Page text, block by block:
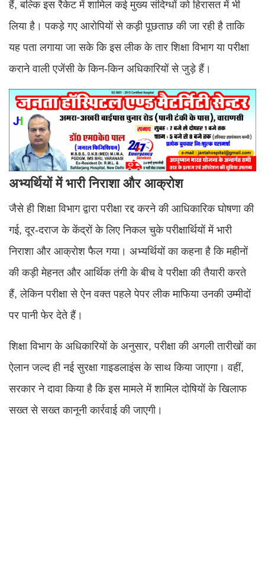
हैं, बल्कि इस रैकेट में शामिल कई मुख्य संदिग्धों को हिरासत में भी
लिया है। पकड़े गए आरोपियों से कड़ी पूछताछ की जा रही है ताकि
यह पता लगाया जा सके कि इस लीक के तार शिक्षा विभाग या परीक्षा
कराने वाली एजेंसी के किन-किन अधिकारियों से जुड़े हैं।
अभ्यर्थियों में भारी निराशा और आक्रोश
जैसे ही शिक्षा विभाग द्वारा परीक्षा रद्द करने की आधिकारिक घोषणा की
गई, दूर-दराज के केंद्रों के लिए निकल चुके परीक्षार्थियों में भारी
निराशा और आक्रोश फैल गया। अभ्यर्थियों का कहना है कि महीनों
की कड़ी मेहनत और आर्थिक तंगी के बीच वे परीक्षा की तैयारी करते
हैं, लेकिन परीक्षा से ऐन वक्त पहले पेपर लीक माफिया उनकी उम्मीदों
पर पानी फेर देते हैं।
शिक्षा विभाग के अधिकारियों के अनुसार, परीक्षा की अगली तारीखों का
ऐलान जल्द ही नई सुरक्षा गाइडलाइंस के साथ किया जाएगा। वहीं,
सरकार ने दावा किया है कि इस मामले में शामिल दोषियों के खिलाफ
सख्त से सख्त कानूनी कार्रवाई की जाएगी।